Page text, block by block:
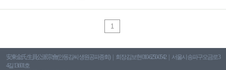
1
安東金氏 生員公派宗會(안동김씨 생원공파종회) 회장:김보현 010-6250-0542
서울시 송파구오금로 3
4길 13.601호